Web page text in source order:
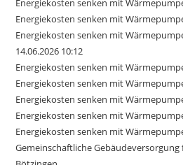
Energiekosten senken mit
Energiekosten senken mit
Energiekosten senken mit
14.06.2026 10:12
Energiekosten senken mit
Energiekosten senken mit
Energiekosten senken mit
Energiekosten senken mit
Energiekosten senken mit
Gemeinschaftliche